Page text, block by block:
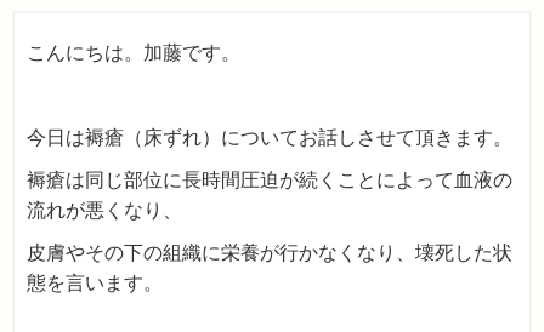
こんにちは。加藤です。
今日は褥瘡（床ずれ）についてお話しさせて頂きます。
褥瘡は同じ部位に長時間圧迫が続くことによって血液の
流れが悪くなり、
皮膚やその下の組織に栄養が行かなくなり、壊死した状
態を言います。